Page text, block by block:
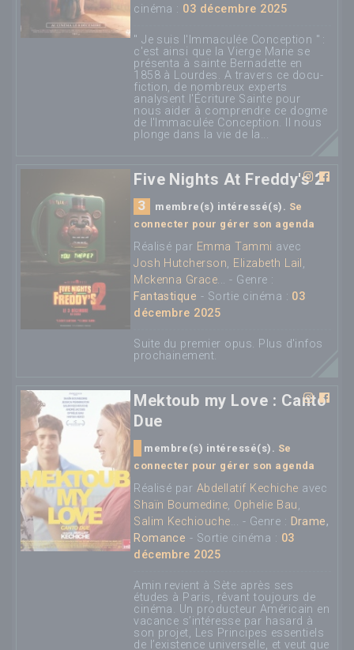
cinéma : 03 décembre 2025
" Je suis l'Immaculée Conception " :
c'est ainsi que la Vierge Marie se
présenta à sainte Bernadette en
1858 à Lourdes. A travers ce docu-
fiction, de nombreux experts
analysent l'Écriture Sainte pour
nous aider à comprendre ce dogme
de l'Immaculée Conception. Il nous
plonge dans la vie de la...
Five Nights At Freddy's 2
3 membre(s) intéressé(s). Se
connecter pour gérer son agenda
Réalisé par Emma Tammi avec
Josh Hutcherson, Elizabeth Lail ,
Mckenna Grace... - Genre :
Fantastique - Sortie cinéma : 03
décembre 2025
Suite du premier opus. Plus d'infos
prochainement.
Mektoub my Love : Canto
Due
membre(s) intéressé(s). Se
connecter pour gérer son agenda
Réalisé par Abdellatif Kechiche avec
Shaïn Boumedine, Ophelie Bau,
Salim Kechiouche... - Genre : Drame,
Romance - Sortie cinéma : 03
décembre 2025
Amin revient à Sète après ses
études à Paris, rêvant toujours de
cinéma. Un producteur Américain en
vacance s’intéresse par hasard à
son projet, Les Principes essentiels
de l’existence universelle, et veut que